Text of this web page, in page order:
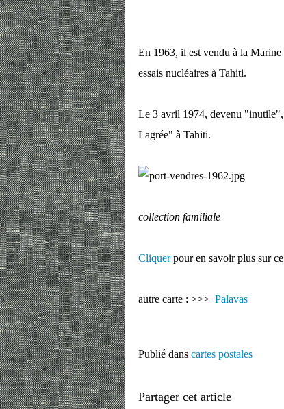
En 1963, il est vendu à la
essais nucléaires à Tahiti.
Le 3 avril 1974, devenu "inutile",
Lagrée" à Tahiti.
collection familiale
Cliquerpour en savoir plus sur
autre carte : >>> Palavas
Publié dans cartes postales
Partager cet article